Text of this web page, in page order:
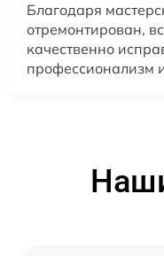
Благодаря
отремонтирован,
качественно
профессионализм